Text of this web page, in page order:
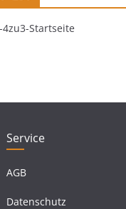
Service
AGB
Datenschutz